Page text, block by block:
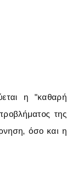
η "καθαρή
της
όσο και η